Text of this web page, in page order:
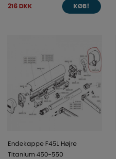
216 DKK KØB!
Endekappe F45L Højre
Titanium 450-550